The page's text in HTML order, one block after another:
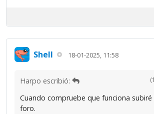
Shell 18-01-2025, 11:58
Harpo escribió:
Cuando compruebe que funciona subiré
foro.